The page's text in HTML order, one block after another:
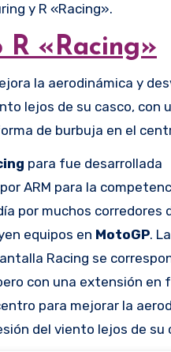
y R «Racing».
R «Racing»
la aerodinámica y
lejos de su casco, con
de burbuja en el
para fue desarrollada
ARM para la
por muchos corredores
equipos en MotoGP.
Racing se
con una extensión en
para mejorar la
del viento lejos de su